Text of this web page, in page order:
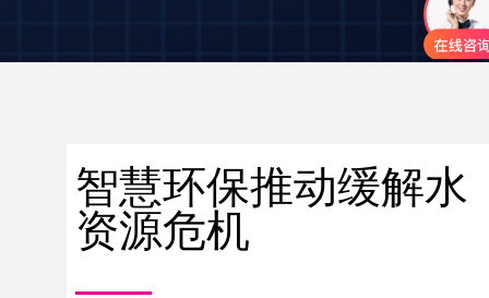
智慧环保推动缓解水
资源危机